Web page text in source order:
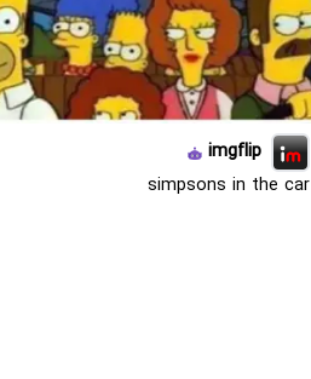
imgflip
simpsons in the car